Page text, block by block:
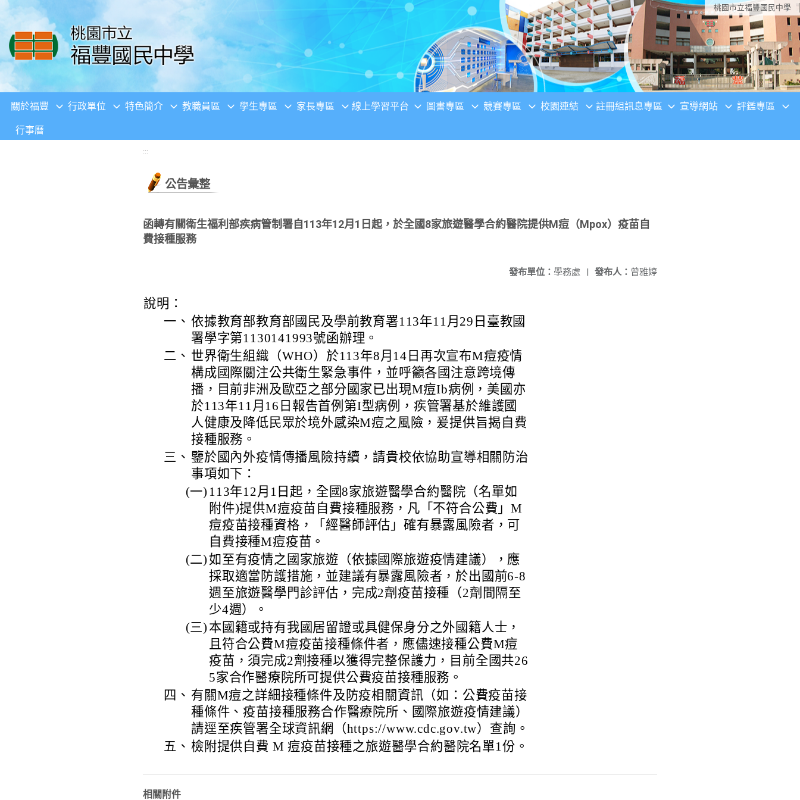
移至網頁之主要內容區位置 桃園市立福豐國民中學
關於福豐 行政單位 特色簡介 教職員區 學生專區 家長專區 線上學習平台 圖書專區 競賽專區 校園連結 註冊組訊息專區 宣導網站 評鑑專區
行事曆
:::
公告彙整
函轉有關衛生福利部疾病管制署自113年12月1日起，於全國8家旅遊醫學合約醫院提供M痘（Mpox）疫苗自
費接種服務
發布人： 曾雅婷
發布單位： 學務處 |
說明：
一、 依據教育部教育部國民及學前教育署113年11月29日臺教國
署學字第1130141993號函辦理。
二、 世界衛生組織（WHO）於113年8月14日再次宣布M痘疫情
構成國際關注公共衛生緊急事件，並呼籲各國注意跨境傳
播，目前非洲及歐亞之部分國家已出現M痘Ib病例，美國亦
於113年11月16日報告首例第I型病例，疾管署基於維護國
人健康及降低民眾於境外感染M痘之風險，爰提供旨揭自費
接種服務。
三、 鑒於國內外疫情傳播風險持續，請貴校依協助宣導相關防治
事項如下：
(一) 113年12月1日起，全國8家旅遊醫學合約醫院（名單如
附件)提供M痘疫苗自費接種服務，凡「不符合公費」M
痘疫苗接種資格，「經醫師評估」確有暴露風險者，可
自費接種M痘疫苗。
(二)如至有疫情之國家旅遊（依據國際旅遊疫情建議），應
採取適當防護措施，並建議有暴露風險者，於出國前6-8
週至旅遊醫學門診評估，完成2劑疫苗接種（2劑間隔至
少4週）。
(三) 本國籍或持有我國居留證或具健保身分之外國籍人士，
且符合公費M痘疫苗接種條件者，應儘速接種公費M痘
疫苗，須完成2劑接種以獲得完整保護力，目前全國共26
5家合作醫療院所可提供公費疫苗接種服務。
四、 有關M痘之詳細接種條件及防疫相關資訊（如：公費疫苗接
種條件、疫苗接種服務合作醫療院所、國際旅遊疫情建議）
請逕至疾管署全球資訊網（https://www.cdc.gov.tw）查詢。
五、 檢附提供自費 M 痘疫苗接種之旅遊醫學合約醫院名單1份。
相關附件